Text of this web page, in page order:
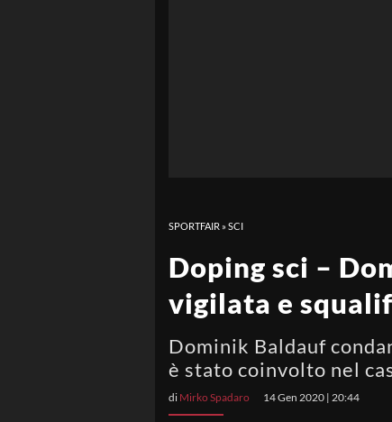
SPORTFAIR »SCI
Doping sci –
vigilata e
Dominik Baldauf
è stato coinvolto nel
di Mirko Spadaro 14 Gen 2020 | 20:44